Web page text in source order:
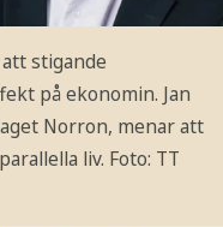
stigande
på ekonomin. Jan
Norron, menar att
liv. Foto: TT